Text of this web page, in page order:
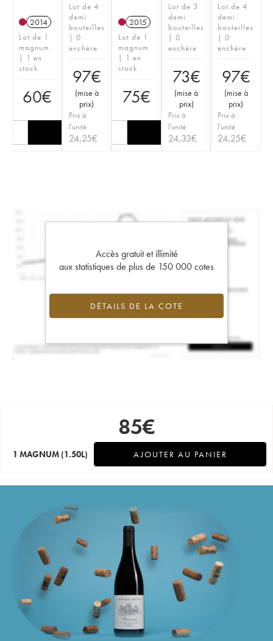
2014
Lot de 1
magnum
| 1 en
stock
60€
Lot de 4
demi
bouteilles
| 0
enchère
97€
(mise à
prix)
Prix à
l'unité
24,25€
2015
Lot de 1
magnum
| 1 en
stock
75€
Lot de 3
demi
bouteilles
| 0
enchère
73€
(mise à
prix)
Prix à
l'unité
24,33€
Lot de 4
demi
bouteilles
| 0
enchère
97€
(mise à
prix)
Prix à
l'unité
24,25€
Accès gratuit et illimité
aux statistiques de plus de 150 000 cotes
DÉTAILS DE LA COTE
85€
1 MAGNUM (1.50L) AJOUTER AU PANIER